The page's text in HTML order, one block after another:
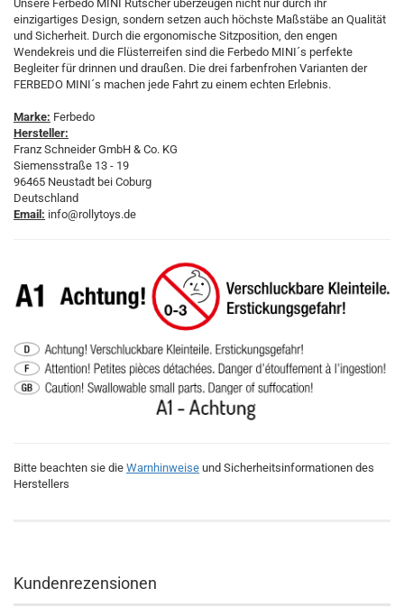
Unsere Ferbedo MINI Rutscher überzeugen nicht nur durch ihr
einzigartiges Design, sondern setzen auch höchste Maßstäbe an Qualität
und Sicherheit. Durch die ergonomische Sitzposition, den engen
Wendekreis und die Flüsterreifen sind die Ferbedo MINI´s perfekte
Begleiter für drinnen und draußen. Die drei farbenfrohen Varianten der
FERBEDO MINI´s machen jede Fahrt zu einem echten Erlebnis.
Marke: Ferbedo
Hersteller:
Franz Schneider GmbH & Co. KG
Siemensstraße 13 - 19
96465 Neustadt bei Coburg
Deutschland
Email: info@rollytoys.de
Bitte beachten sie die Warnhinweise und Sicherheitsinformationen des
Herstellers
Kundenrezensionen